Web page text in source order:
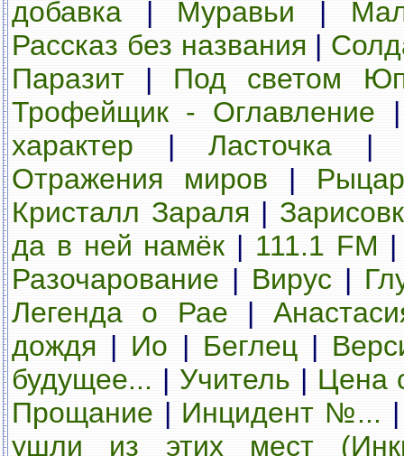
добавка | Муравьи |
Рассказ без названия |
Паразит | Под светом
Трофейщик - Оглавление
характер | Ласточка
Отражения миров |
Кристалл Зараля |
да в ней намёк | 111.1 FM
Разочарование | Вирус |
Легенда о Рае |
дождя | Ио | Беглец|
будущее... | Учитель | Цена
Прощание | Инцидент №...
ушли из этих мест